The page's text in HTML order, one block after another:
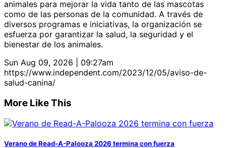
animales para mejorar la vida tanto de las mascotas
como de las personas de la comunidad. A través de
diversos programas e iniciativas, la organización se
esfuerza por garantizar la salud, la seguridad y el
bienestar de los animales.
Sun Aug 09, 2026 | 09:27am
https://www.independent.com/2023/12/05/aviso-de-
salud-canina/
More Like This
Verano de Read-A-Palooza 2026 termina con fuerza